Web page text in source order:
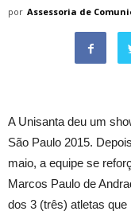
por Assessoria de
A Unisanta deu um
São Paulo 2015.
maio, a equipe se
Marcos Paulo de
dos 3 (três) atletas